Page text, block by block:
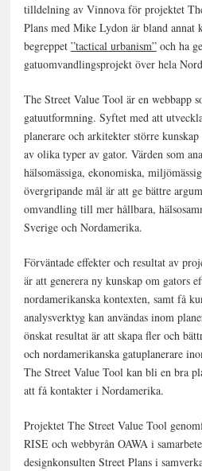
tilldelning av Vinnova för projektet
Plans med Mike Lydon är bland annat
begreppet ”tactical urbanism”och ha
gatuomvandlingsprojekt över hela
The Street Value Tool är en webbapp
gatuutformning. Syftet med att
planerare och arkitekter större
av olika typer av gator. Värden som
hälsomässiga, ekonomiska,
övergripande mål är att ge bättre
omvandling till mer hållbara,
Sverige och Nordamerika.
Förväntade effekter och resultat av
är att generera ny kunskap om gators
nordamerikanska kontexten, samt få
analysverktyg kan användas inom
önskat resultat är att skapa fler och
och nordamerikanska gatuplanerare
The Street Value Tool kan bli en bra
att få kontakter i Nordamerika.
Projektet The Street Value Tool
RISE och webbyrån OAWA i
designkonsulten Street Plans i